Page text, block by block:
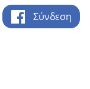
Σύνδεση